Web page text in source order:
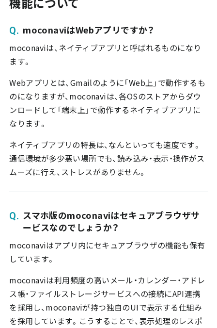
moconaviはWebアプリですか？
moconaviは、ネイティブアプリと呼ばれるものになり
ます。
Webアプリとは、Gmailのように「Web上」で動作するも
のになりますが、moconaviは、各OSのストアからダウ
ンロードして「端末上」で動作するネイティブアプリに
なります。
ネイティブアプリの特長は、なんといっても速度です。
通信環境が多少悪い場所でも、読み込み・表示・操作がス
ムーズに行え、ストレスがありません。
スマホ版のmoconaviはセキュアブラウザサ
ービスなのでしょうか？
moconaviはアプリ内にセキュアブラウザの機能も保有
しています。
moconaviは利用頻度の高いメール・カレンダー・アドレ
ス帳・ファイルストレージサービスへの接続にAPI連携
を採用し、moconaviが持つ独自のUIで表示する仕組み
を採用しています。こうすることで、表示処理のレスポ